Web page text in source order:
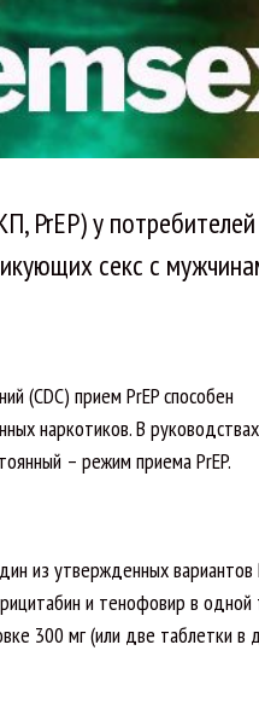
PrEP) у потребителей
секс с
(CDC) прием PrEP способен
наркотиков. В
– режим приема PrEP.
из утвержденных вариантов
и тенофовир в одной
300 мг (или две таблетки в